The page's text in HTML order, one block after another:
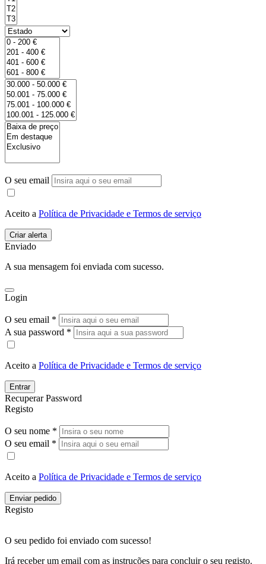
O seu email
Aceito a Política de Privacidade e Termos de serviço
Enviado
A sua mensagem foi enviada com sucesso.
Login
O seu email *
A sua password *
Aceito a Política de Privacidade e Termos de serviço
Entrar
Recuperar Password
Registo
O seu nome *
O seu email *
Aceito a Política de Privacidade e Termos de serviço
Enviar pedido
Registo
O seu pedido foi enviado com sucesso!
Irá receber um email com as instruções para concluir o seu registo.